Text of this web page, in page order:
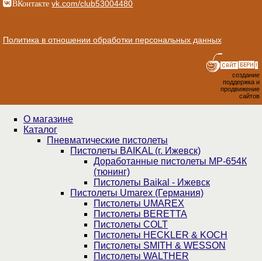
ВКонтакте vk.com/club53004480
Политика в отношении обработки персональных данных
создание
поддержка и
продвижение
сайтов
О магазине
Каталог
Пнев­ма­ти­чес­кие пистолеты
Пистолеты BAIKAL (г. Ижевск)
Доработанные пистолеты МР-654К
(тюнинг)
Пистолеты Baikal - Ижевск
Пистолеты Umarex (Германия)
Пистолеты UMAREX
Пистолеты BERETTA
Пистолеты COLT
Пистолеты HECKLER & KOCH
Пистолеты SMITH & WESSON
Пистолеты WALTHER